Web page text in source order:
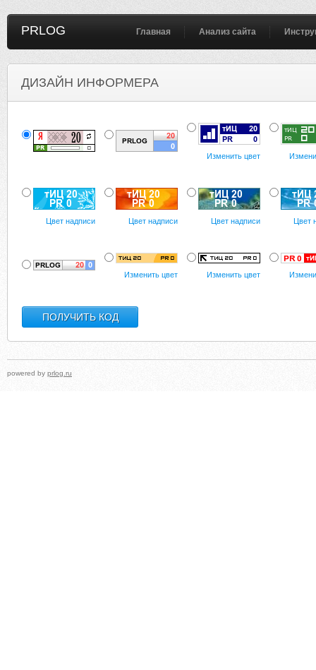
PRLOG Главная Анализ сайта
ДИЗАЙН ИНФОРМЕРА
Изменить цвет
Цвет надписи Цвет надписи Цвет надписи Цвет
Изменить цвет Изменить цвет
powered by prlog.ru